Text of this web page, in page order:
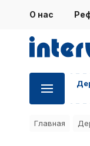
О нас
Главная